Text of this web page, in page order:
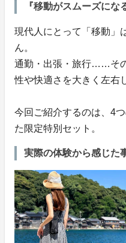
『移動がスムーズにな
現代人にとって「移動」
ん。
通勤・出張・旅行……そ
性や快適さを大きく左右
今回ご紹介するのは、4
た限定特別セット。
実際の体験から感じた